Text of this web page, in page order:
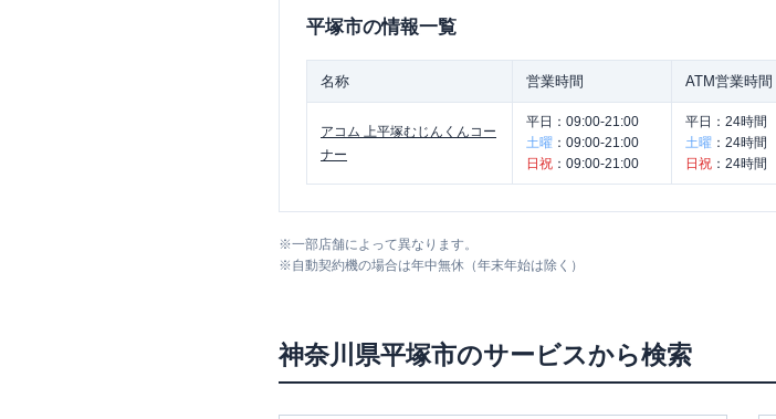
平塚市の情報一覧
名称 営業時間 ATM営業時間
アコム 上平塚むじんくんコー
ナー
平日： 09:00-21:00
土曜 ： 09:00-21:00
日祝 ： 09:00-21:00
平日： 24時間
土曜 ： 24時間
日祝 ： 24時間
※一部店舗によって異なります。
※自動契約機の場合は年中無休（年末年始は除く）
神奈川県平塚市のサービスから検索